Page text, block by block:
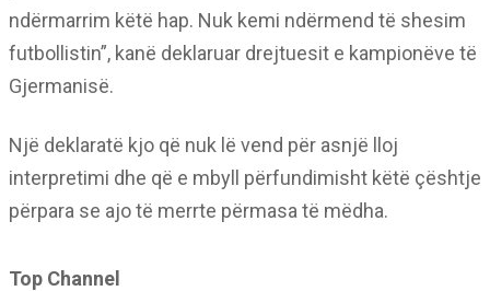
ndërmarrim këtë hap. Nuk kemi ndërmend të shesim
futbollistin”, kanë deklaruar drejtuesit e kampionëve të
Gjermanisë.
Një deklaratë kjo që nuk lë vend për asnjë lloj
interpretimi dhe që e mbyll përfundimisht këtë çështje
përpara se ajo të merrte përmasa të mëdha.
Top Channel